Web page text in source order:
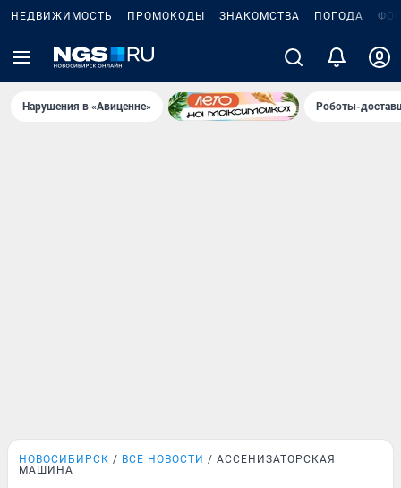
НЕДВИЖИМОСТЬ ПРОМОКОДЫ ЗНАКОМСТВА ПОГОДА
Нарушения в «Авиценне» Роботы-
НОВОСИБИРСК ВСЕ НОВОСТИ
АССЕНИЗАТОРСКАЯ
МАШИНА